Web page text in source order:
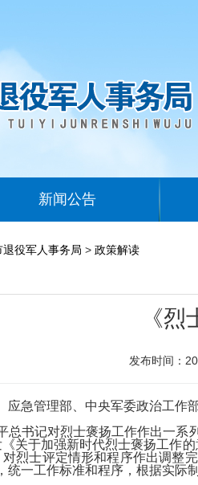
新闻公告
退役军人事务局 > 政策解读
《
发布时间：
应急管理部、中央军委政治工作
总书记对烈士褒扬工作作出一
关于加强新时代烈士褒扬工作
烈士评定情形和程序作出调整
统一工作标准和程序，根据实际